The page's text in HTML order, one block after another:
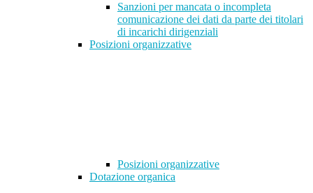
Sanzioni per mancata o incompleta
comunicazione dei dati da parte dei titolari
di incarichi dirigenziali
Posizioni organizzative
Posizioni organizzative
Dotazione organica